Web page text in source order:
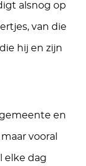
alsnog op
van die
hij en zijn
en
vooral
elke dag